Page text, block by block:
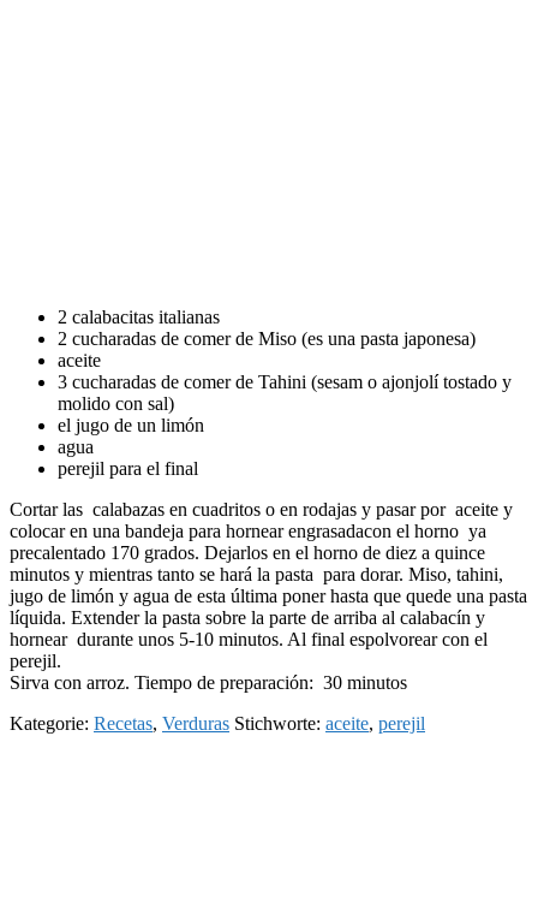
2 calabacitas italianas
2 cucharadas de comer de Miso (es una pasta japonesa)
aceite
3 cucharadas de comer de Tahini (sesam o ajonjolí tostado y
molido con sal)
el jugo de un limón
agua
perejil para el final
Cortar las calabazas en cuadritos o en rodajas y pasar por aceite y
colocar en una bandeja para hornear engrasadacon el horno ya
precalentado 170 grados. Dejarlos en el horno de diez a quince
minutos y mientras tanto se hará la pasta para dorar. Miso, tahini,
jugo de limón y agua de esta última poner hasta que quede una pasta
líquida. Extender la pasta sobre la parte de arriba al calabacín y
hornear durante unos 5-10 minutos. Al final espolvorear con el
perejil.
Sirva con arroz. Tiempo de preparación: 30 minutos
Kategorie: Recetas, Verduras Stichworte: aceite, perejil